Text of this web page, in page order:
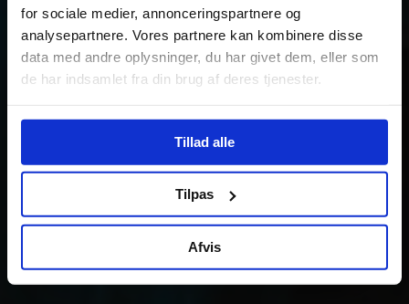
for sociale medier, annonceringspartnere og
analysepartnere. Vores partnere kan kombinere disse
data med andre oplysninger, du har givet dem, eller som
de har indsamlet fra din brug af deres tjenester.
Tillad alle
Tilpas
Afvis